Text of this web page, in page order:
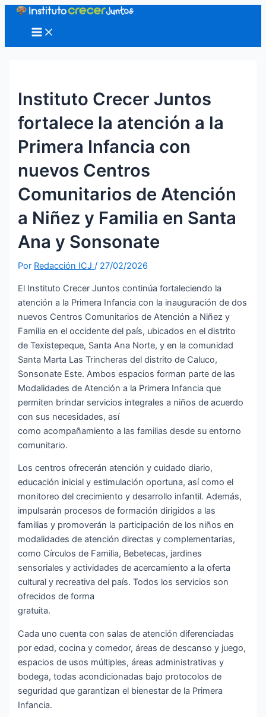
contenido
Main
Menu
Instituto Crecer Juntos
fortalece la atención a la
Primera Infancia con
nuevos Centros
Comunitarios de Atención
a Niñez y Familia en Santa
Ana y Sonsonate
Por Redacción ICJ/ 27/02/2026
El Instituto Crecer Juntos continúa fortaleciendo la
atención a la Primera Infancia con la inauguración de dos
nuevos Centros Comunitarios de Atención a Niñez y
Familia en el occidente del país, ubicados en el distrito
de Texistepeque, Santa Ana Norte, y en la comunidad
Santa Marta Las Trincheras del distrito de Caluco,
Sonsonate Este. Ambos espacios forman parte de las
Modalidades de Atención a la Primera Infancia que
permiten brindar servicios integrales a niños de acuerdo
con sus necesidades, así
como acompañamiento a las familias desde su entorno
comunitario.
Los centros ofrecerán atención y cuidado diario,
educación inicial y estimulación oportuna, así como el
monitoreo del crecimiento y desarrollo infantil. Además,
impulsarán procesos de formación dirigidos a las
familias y promoverán la participación de los niños en
modalidades de atención directas y complementarias,
como Círculos de Familia, Bebetecas, jardines
sensoriales y actividades de acercamiento a la oferta
cultural y recreativa del país. Todos los servicios son
ofrecidos de forma
gratuita.
Cada uno cuenta con salas de atención diferenciadas
por edad, cocina y comedor, áreas de descanso y juego,
espacios de usos múltiples, áreas administrativas y
bodega, todas acondicionadas bajo protocolos de
seguridad que garantizan el bienestar de la Primera
Infancia.